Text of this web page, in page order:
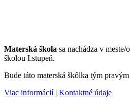
Materská škola sa nachádza v
školou I.stupeň.
Bude táto materská škôlka tým
Viac informácií| Kontaktné údaje